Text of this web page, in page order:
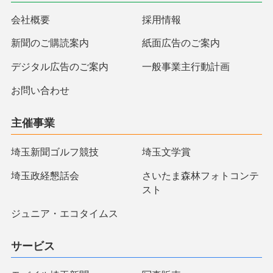
会社概要 採用情報
新聞のご購読案内 紙面広告のご案内
デジタル広告のご案内 一般事業主行動計画
お問い合わせ
主催事業
埼玉新聞ゴルフ競技 埼玉文学賞
埼玉政経懇話会
さいたま森林フォトコンテ
スト
ジュニア・エコタイムス
サービス